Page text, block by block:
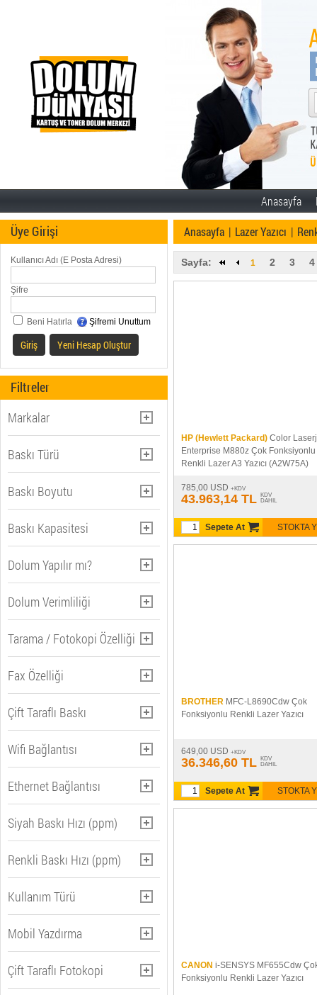
Anasayfa
Üye Girişi
Kullanıcı Adı (E Posta Adresi)
Şifre
Beni Hatırla Şifremi Unuttum
Giriş Yeni Hesap Oluştur
Filtreler
Markalar
BROTHER (14)
EPSON (2)
HP (Hewlett Packard) (63)
KYOCERA (7)
OKI (12)
Baskı Türü
Renkli + Siyah (181)
Baskı Boyutu
A4 Baskı (158)
Baskı Kapasitesi
1.601 - 3.000 syf. (2)
10.001 syf. dan fazla (69)
15000 - 30000 syf. (33)
30000'den fazla (47)
Dolum Yapılır mı?
Evet Yapılmaktadır (84)
Dolum Verimliliği
Yüksek Verim (33)
Yok (102)
Tarama / Fotokopi Özelliği
Evet / Var (184)
Fax Özelliği
Evet / Var (143)
Çift Taraflı Baskı
Manuel (20)
Yok (20)
Wifi Bağlantısı
Evet / Var (95)
Ethernet Bağlantısı
Evet / Var (183)
Siyah Baskı Hızı (ppm)
0 - 15 Sayfaya kadar (12)
36 - 50 Sayfaya kadar (35)
51 sayfadan fazla (4)
Renkli Baskı Hızı (ppm)
0 - 15 Sayfaya kadar (24)
36 - 50 Sayfaya kadar (34)
51 sayfadan fazla (4)
Kullanım Türü
Kişisel Kullanım (7)
Okul, Kurumsal (20)
Mobil Yazdırma
Evet / Var (36)
Çift Taraflı Fotokopi
Anasayfa | Lazer Yazıcı |
Sayfa: 1 2 3 4
HP (Hewlett Packard) Color
Enterprise M880z Çok Fonksiyonlu
Renkli Lazer A3 Yazıcı (A2W75A)
785,00 USD +KDV
43.963,14 TL
KDV
DAHIL
STOKTA
Sepete At
BROTHER MFC-L8690Cdw Çok
Fonksiyonlu Renkli Lazer Yazıcı
649,00 USD +KDV
36.346,60 TL
KDV
DAHIL
STOKTA
Sepete At
CANON i-SENSYS MF655Cdw
Fonksiyonlu Renkli Lazer Yazıcı